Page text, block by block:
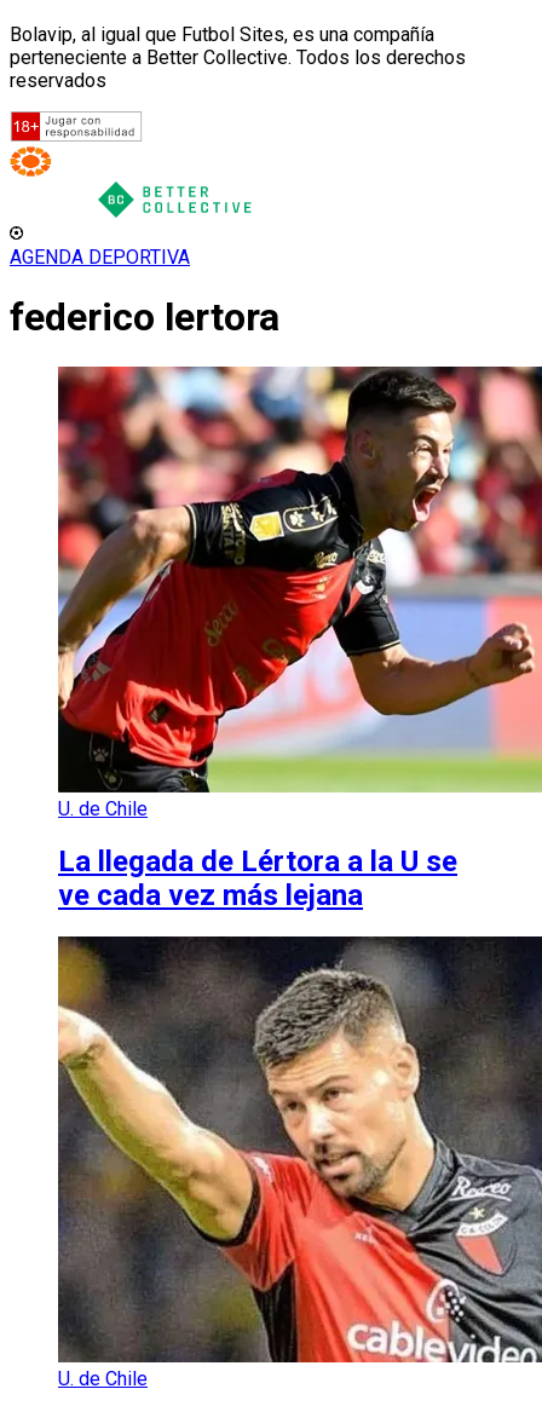
Bolavip, al igual que Futbol Sites, es una compañía
perteneciente a Better Collective. Todos los derechos
reservados
AGENDA DEPORTIVA
federico lertora
U. de Chile
La llegada de Lértora a la U se
ve cada vez más lejana
U. de Chile